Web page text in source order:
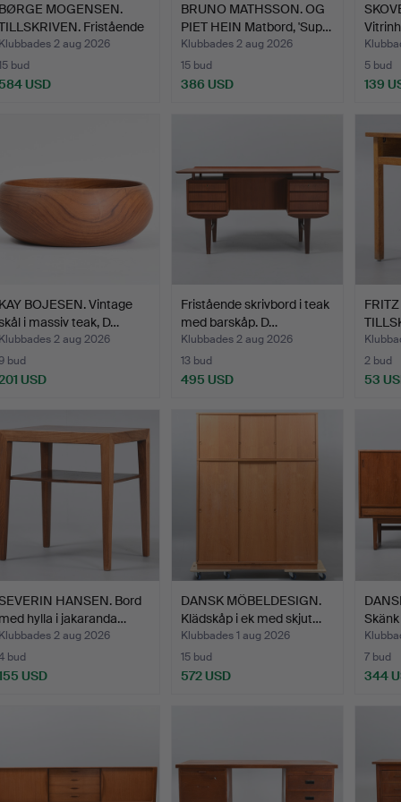
MOGENSEN.
Fristående
2 aug 2026
bud
USD
BRUNO MATHSSON. OG
PIET HEIN Matbord, 'Sup…
Klubbades 2 aug 2026
15 bud
386 USD
5 bud
139
BOJESEN. Vintage
i massiv teak, D…
2 aug 2026
bud
USD
Fristående skrivbord i teak
med barskåp. D…
Klubbades 2 aug 2026
13 bud
495 USD
…
2 bud
53
HANSEN. Bord
hylla i jakaranda…
2 aug 2026
bud
USD
DANSK MÖBELDESIGN.
Klädskåp i ek med skjut…
Klubbades 1 aug 2026
15 bud
572 USD
7 bud
344